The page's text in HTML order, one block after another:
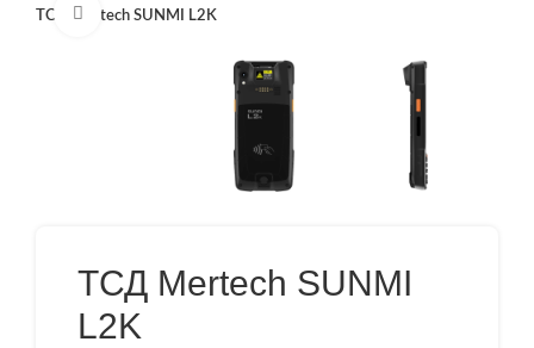
ТСД Mertech SUNMI L2K
Нажмите, чтобы увеличить
ТСД Mertech SUNMI
L2K